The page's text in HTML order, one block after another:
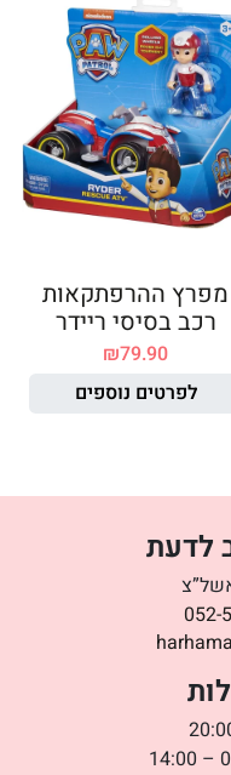
מפרץ ההרפתקאות
רכב בסיסי ריידר
₪79.90
לפרטים נוספים
לדעת
052-